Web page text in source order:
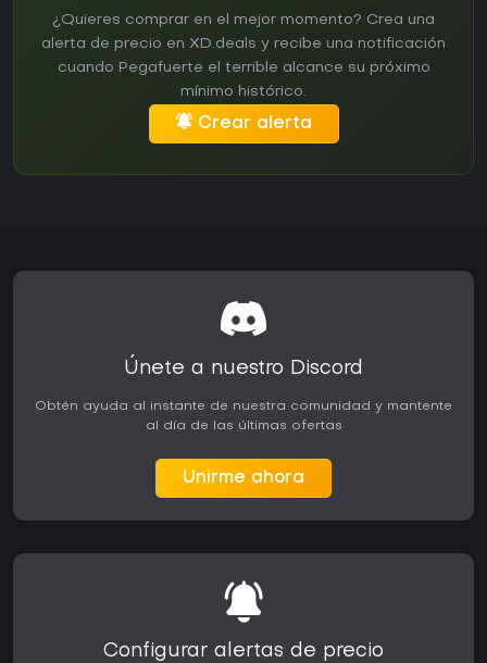
¿Quieres comprar en el mejor momento? Crea una
alerta de precio en XD.deals y recibe una notificación
cuando Pegafuerte el terrible alcance su próximo
mínimo histórico.
Crear alerta
Únete a nuestro Discord
Obtén ayuda al instante de nuestra comunidad y mantente
al día de las últimas ofertas
Unirme ahora
Configurar alertas de precio